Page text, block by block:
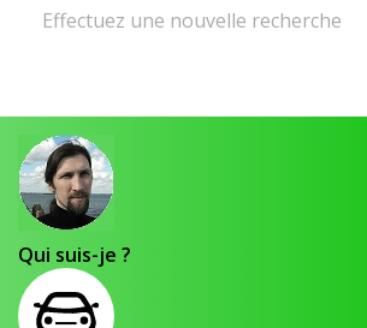
Effectuez une nouvelle recherche
Qui suis-je ?